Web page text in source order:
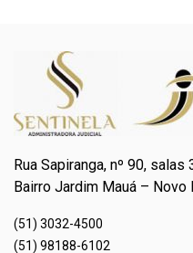
Rua Sapiranga, nº 90,
Bairro Jardim Mauá – Novo
(51) 3032-4500
(51) 98188-6102